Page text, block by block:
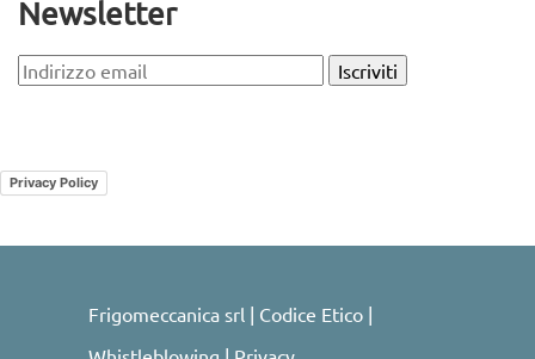
Newsletter
Privacy Policy
Frigomeccanica srl | Codice Etico |